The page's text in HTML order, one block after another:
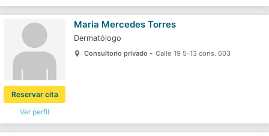
Ver perfil
Reservar cita
Maria Mercedes Torres
Dermatólogo
Consultorio privado - Calle 19 5-13 cons. 603